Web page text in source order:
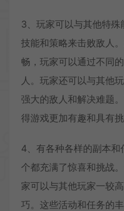
3、玩家可以与其他特
技能和策略来击败敌人
畅，玩家可以通过不同
人。玩家还可以与其他
强大的敌人和解决难题
得游戏更加有趣和具有挑
4、有各种各样的副本
个都充满了惊喜和挑战
家可以与其他玩家一较
巧。这些活动和任务的